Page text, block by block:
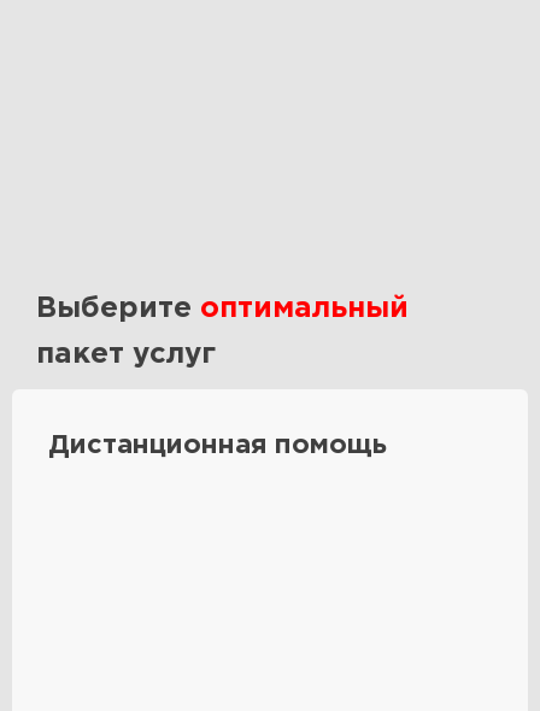
Выберите оптимальный
пакет услуг
Дистанционная помощь